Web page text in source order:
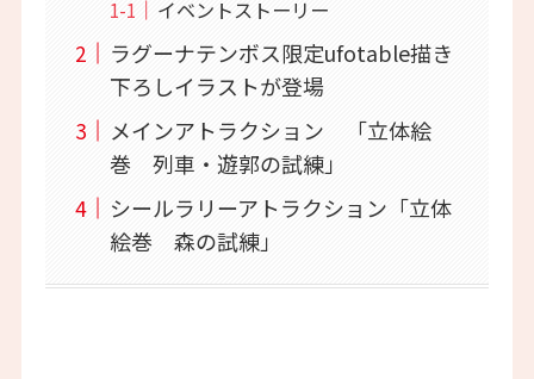
イベントストーリー
ラグーナテンボス限定ufotable描き
下ろしイラストが登場
メインアトラクション 「立体絵
巻 列車・遊郭の試練」
シールラリーアトラクション「立体
絵巻 森の試練」